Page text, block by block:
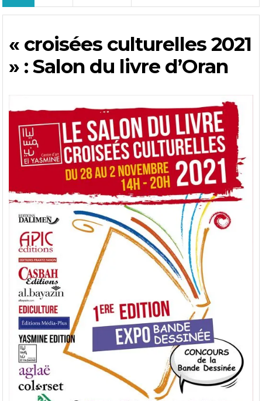
« croisées culturelles 2021
» : Salon du livre d’Oran